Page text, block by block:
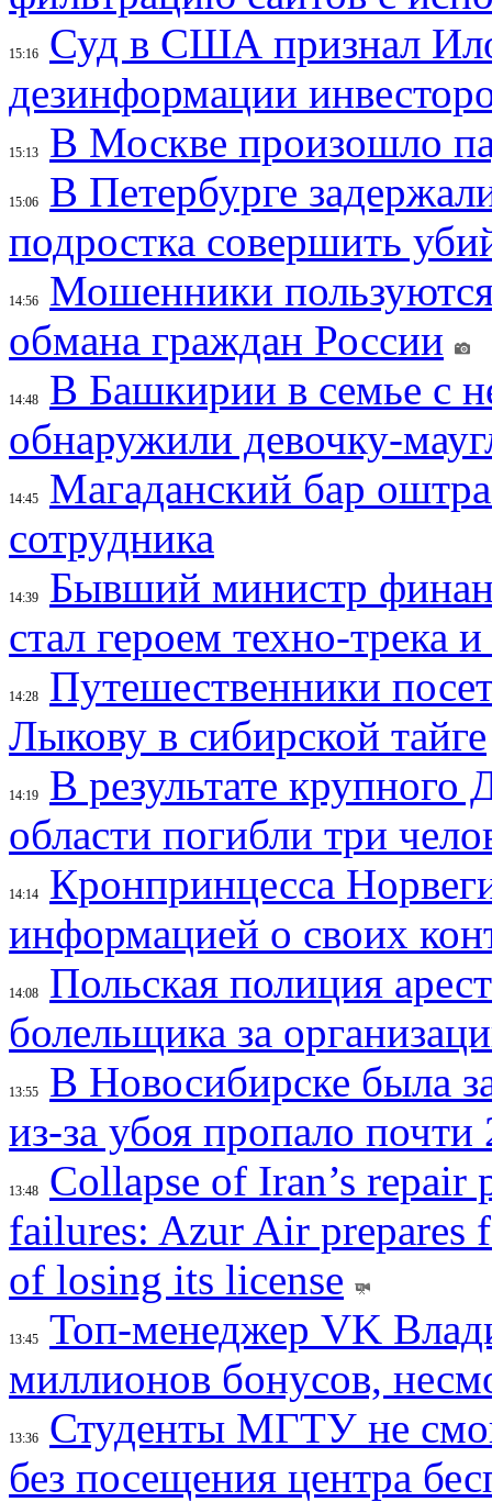
15:16
Суд в США признал
дезинформации
15:13 В Москве произошло
15:06
В Петербурге
подростка совершить
14:56
Мошенники
обмана граждан России
14:48
В Башкирии в семье с
обнаружили девочку-
14:45
Магаданский бар
сотрудника
14:39
Бывший министр
стал героем техно-трека
14:28
Путешественники
Лыкову в сибирской тайге
14:19
В результате крупного
области погибли три
14:14
Кронпринцесса
информацией о своих
14:08
Польская полиция
болельщика за
13:55
В Новосибирске была
из-за убоя пропало почти
13:48
Collapse of Iran’s repair
failures: Azur Air prepares
of losing its license
13:45
Топ-менеджер VK
миллионов бонусов,
13:36
Студенты МГТУ не
без посещения центра